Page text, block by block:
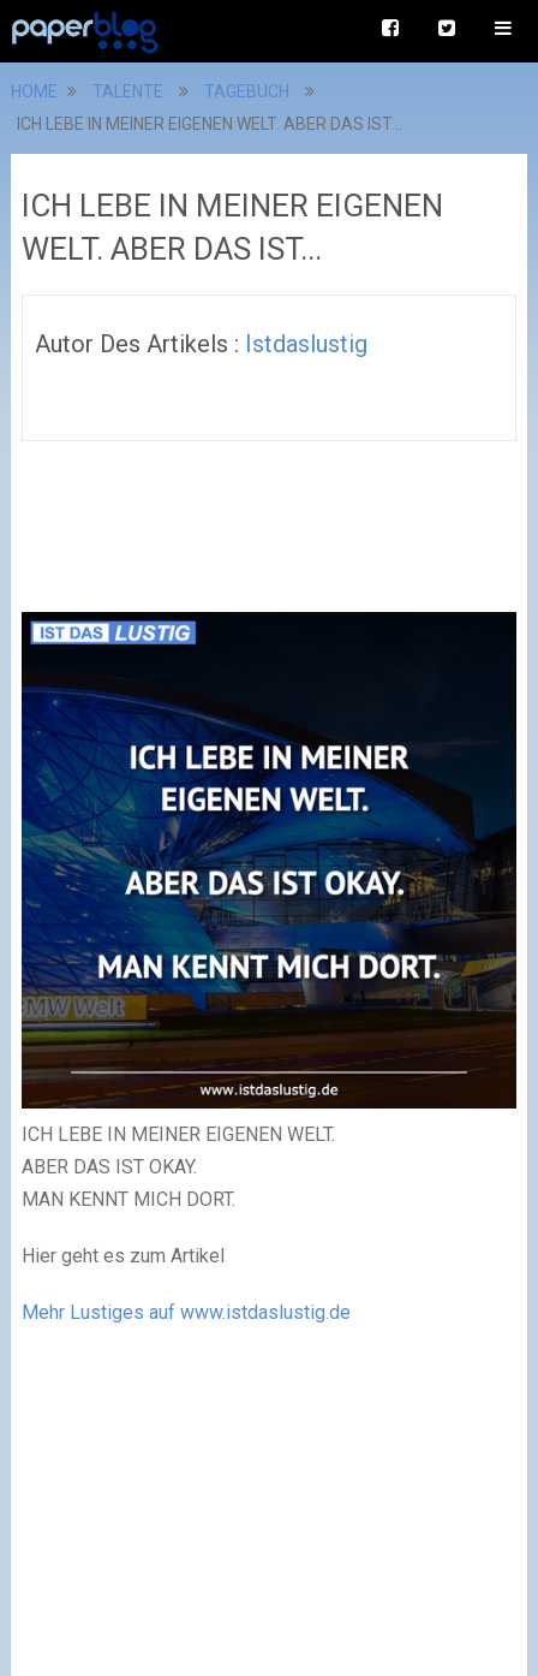
HOME TALENTE
TAGEBUCH
ICH LEBE IN MEINER EIGENEN WELT. ABER DAS IST...
ICH LEBE IN MEINER EIGENEN
WELT. ABER DAS IST...
Autor Des Artikels : Istdaslustig
ICH LEBE IN MEINER EIGENEN WELT.
ABER DAS IST OKAY.
MAN KENNT MICH DORT.
Hier geht es zum Artikel
Mehr Lustiges auf www.istdaslustig.de